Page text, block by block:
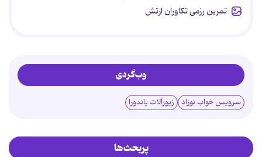
تمرین رزمی تکاوران ارتش
وب‌گردی
سرویس خواب نوزاد زیورآلات پاندورا
پربحث‌ها